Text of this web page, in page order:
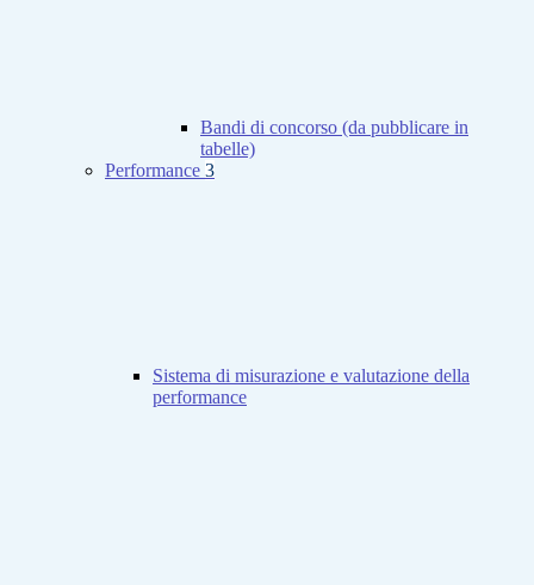
Bandi di concorso (da pubblicare in
tabelle)
Performance 3
Sistema di misurazione e valutazione della
performance